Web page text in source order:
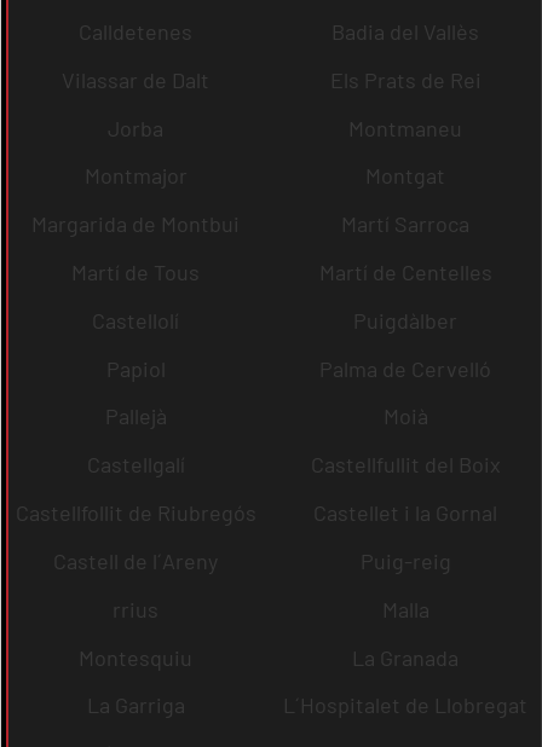
Calldetenes
Badia del Vallès
Vilassar de Dalt
Els Prats de Rei
Jorba
Montmaneu
Montmajor
Montgat
Margarida de Montbui
Martí Sarroca
Martí de Tous
Martí de Centelles
Castellolí
Puigdàlber
Papiol
Palma de Cervelló
Pallejà
Moià
Castellgalí
Castellfullit del Boix
Castellfollit de Riubregós
Castellet i la Gornal
Castell de l´Areny
Puig-reig
rrius
Malla
Montesquiu
La Granada
La Garriga
L´Hospitalet de Llobregat